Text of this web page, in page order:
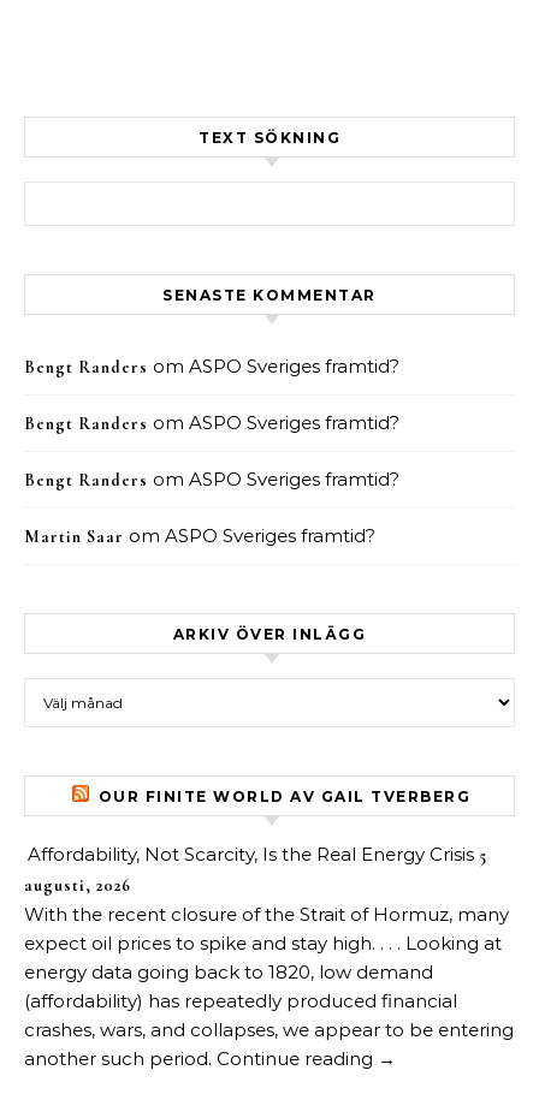
TEXT SÖKNING
SENASTE KOMMENTAR
Bengt Randers om ASPO Sveriges framtid?
Bengt Randers om ASPO Sveriges framtid?
Bengt Randers om ASPO Sveriges framtid?
Martin Saar om ASPO Sveriges framtid?
ARKIV ÖVER INLÄGG
OUR FINITE WORLD AV GAIL TVERBERG
Affordability, Not Scarcity, Is the Real Energy Crisis 5
augusti, 2026
With the recent closure of the Strait of Hormuz, many
expect oil prices to spike and stay high. . . . Looking at
energy data going back to 1820, low demand
(affordability) has repeatedly produced financial
crashes, wars, and collapses, we appear to be entering
another such period. Continue reading →